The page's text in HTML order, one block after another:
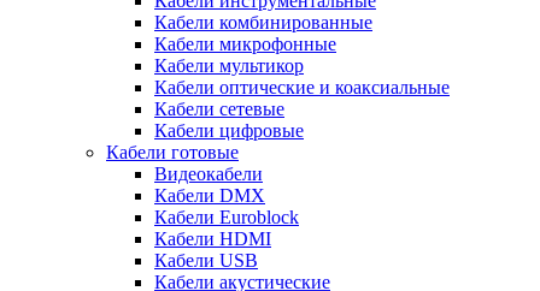
Кабели комбинированные
Кабели микрофонные
Кабели мультикор
Кабели оптические и коаксиальные
Кабели сетевые
Кабели цифровые
Кабели готовые
Видеокабели
Кабели DMX
Кабели Euroblock
Кабели HDMI
Кабели USB
Кабели акустические